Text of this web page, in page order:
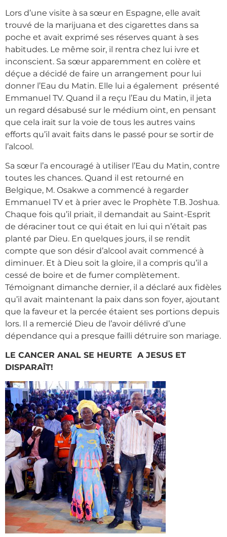
Lors d’une visite à sa sœur en Espagne, elle avait
trouvé de la marijuana et des cigarettes dans sa
poche et avait exprimé ses réserves quant à ses
habitudes. Le même soir, il rentra chez lui ivre et
inconscient. Sa sœur apparemment en colère et
déçue a décidé de faire un arrangement pour lui
donner l’Eau du Matin. Elle lui a également présenté
Emmanuel TV. Quand il a reçu l’Eau du Matin, il jeta
un regard désabusé sur le médium oint, en pensant
que cela irait sur la voie de tous les autres vains
efforts qu’il avait faits dans le passé pour se sortir de
l’alcool.
Sa sœur l’a encouragé à utiliser l’Eau du Matin, contre
toutes les chances. Quand il est retourné en
Belgique, M. Osakwe a commencé à regarder
Emmanuel TV et à prier avec le Prophète T.B. Joshua.
Chaque fois qu’il priait, il demandait au Saint-Esprit
de déraciner tout ce qui était en lui qui n’était pas
planté par Dieu. En quelques jours, il se rendit
compte que son désir d’alcool avait commencé à
diminuer. Et à Dieu soit la gloire, il a compris qu’il a
cessé de boire et de fumer complètement.
Témoignant dimanche dernier, il a déclaré aux fidèles
qu’il avait maintenant la paix dans son foyer, ajoutant
que la faveur et la percée étaient ses portions depuis
lors. Il a remercié Dieu de l’avoir délivré d’une
dépendance qui a presque failli détruire son mariage.
LE CANCER ANAL SE HEURTE A JESUS ​​ET
DISPARAÎT!